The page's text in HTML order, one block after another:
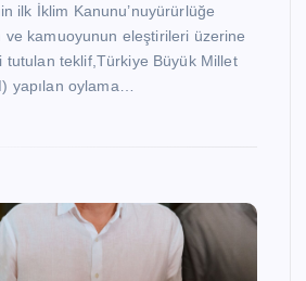
ilk İklim Kanunu’nuyürürlüğe
ve kamuoyunun eleştirileri üzerine
tutulan teklif,Türkiye Büyük Millet
yapılan oylama…